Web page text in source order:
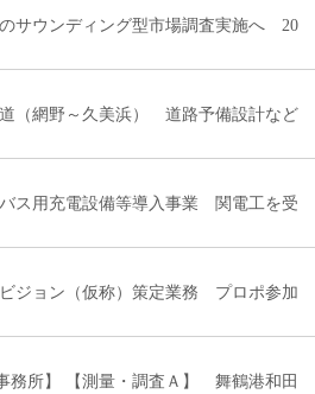
のサウンディング型市場調査実施へ 20
道（網野～久美浜） 道路予備設計など
バス用充電設備等導入事業 関電工を受
ビジョン（仮称）策定業務 プロポ参加
務所】 【測量・調査Ａ】 舞鶴港和田